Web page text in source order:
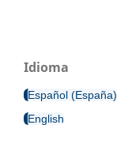
Idioma
Español (España)
English